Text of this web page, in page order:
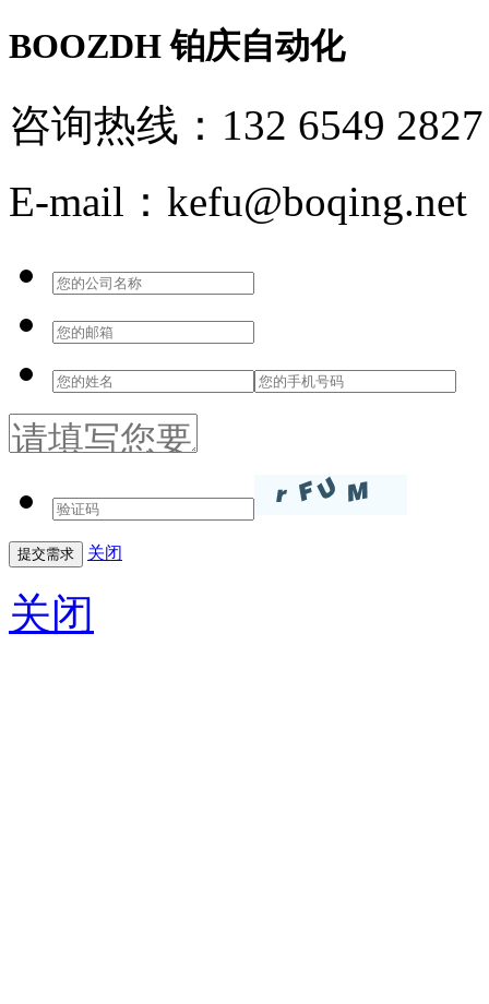
BOOZDH铂庆自动化
咨询热线：132 6549 2827
E-mail：kefu@boqing.net
关闭
关闭